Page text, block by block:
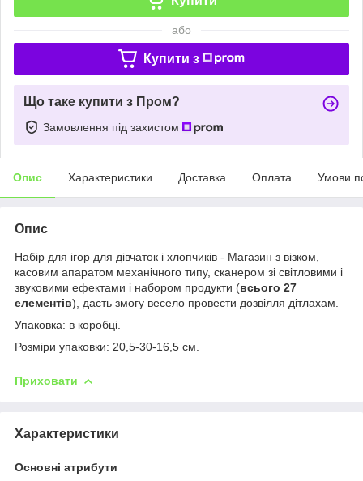
або
Купити з
Що таке купити з Пром?
Замовлення під захистом
Опис Характеристики Доставка Оплата Умови
Опис
Набір для ігор для дівчаток і хлопчиків - Магазин з візком,
касовим апаратом механічного типу, сканером зі світловими і
звуковими ефектами і набором продукти (всього 27
елементів), дасть змогу весело провести дозвілля дітлахам.
Упаковка: в коробці.
Розміри упаковки: 20,5-30-16,5 см.
Приховати
Характеристики
Основні атрибути